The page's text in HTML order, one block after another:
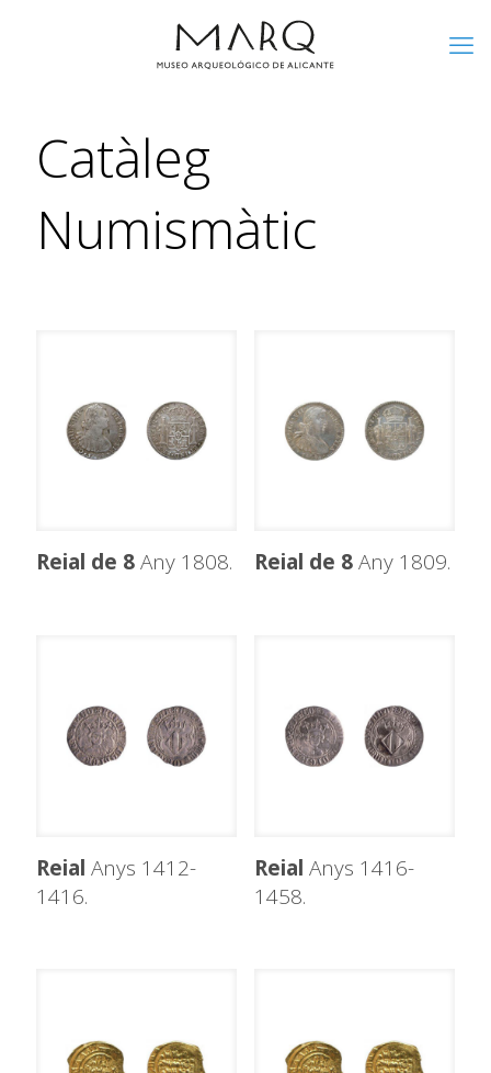
Catàleg
Numismàtic
Reial de 8Any 1808. Reial de 8Any 1809.
Reial Anys 1412-
1416.
Reial Anys 1416-
1458.